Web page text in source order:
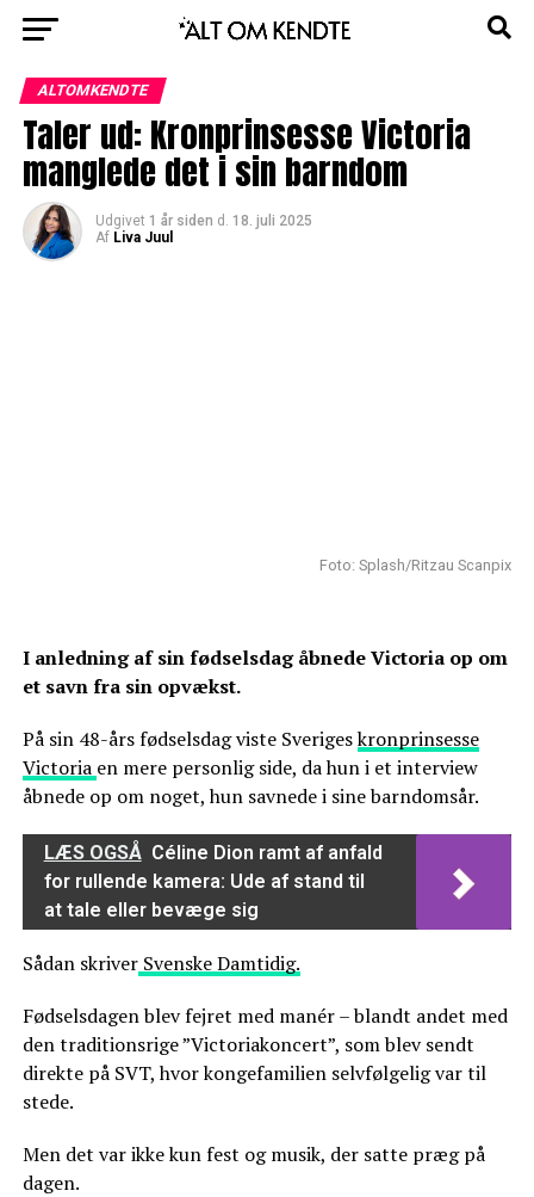
ALTOMKENDTE
Taler ud: Kronprinsesse Victoria
manglede det i sin barndom
Udgivet 1 år siden d. 18. juli 2025
Af Liva Juul
Foto: Splash/Ritzau Scanpix
I anledning af sin fødselsdag åbnede Victoria op om
et savn fra sin opvækst.
På sin 48-års fødselsdag viste Sverigeskronprinsesse
Victoria en mere personlig side, da hun i et interview
åbnede op om noget, hun savnede i sine barndomsår.
LÆS OGSÅ Céline Dion ramt af anfald
for rullende kamera: Ude af stand til
at tale eller bevæge sig
Sådan skriverSvenske Damtidig.
Fødselsdagen blev fejret med manér – blandt andet med
den traditionsrige ”Victoriakoncert”, som blev sendt
direkte på SVT, hvor kongefamilien selvfølgelig var til
stede.
Men det var ikke kun fest og musik, der satte præg på
dagen.